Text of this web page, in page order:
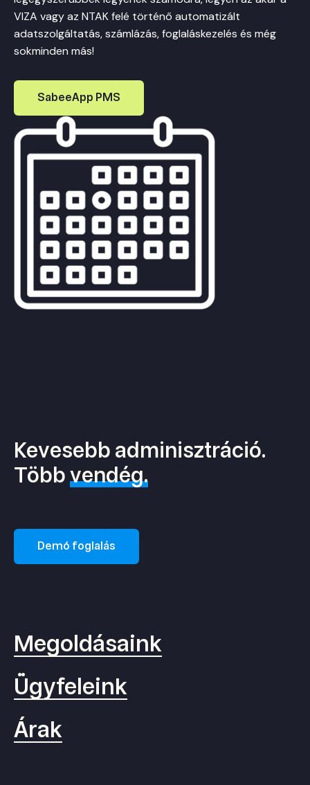
VIZA vagy az NTAK felé történő automatizált
adatszolgáltatás, számlázás, foglaláskezelés és még
sokminden más!
SabeeApp PMS
Kevesebb adminisztráció.
Többvendég.
Demó foglalás
Megoldásaink
Ügyfeleink
Árak